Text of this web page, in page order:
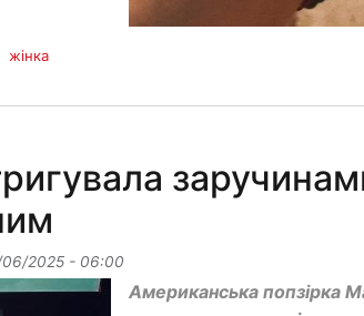
жінка
06/2025 - 06:00
Американська попзірка